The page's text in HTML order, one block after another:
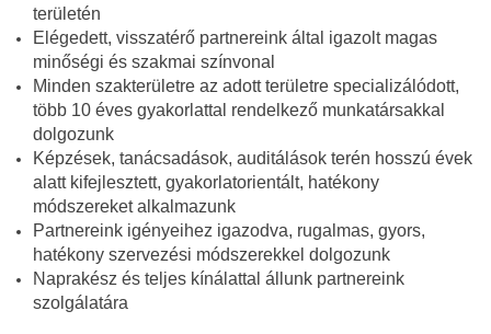
területén
Elégedett, visszatérő partnereink által igazolt magas
minőségi és szakmai színvonal
Minden szakterületre az adott területre specializálódott,
több 10 éves gyakorlattal rendelkező munkatársakkal
dolgozunk
Képzések, tanácsadások, auditálások terén hosszú évek
alatt kifejlesztett, gyakorlatorientált, hatékony
módszereket alkalmazunk
Partnereink igényeihez igazodva, rugalmas, gyors,
hatékony szervezési módszerekkel dolgozunk
Naprakész és teljes kínálattal állunk partnereink
szolgálatára